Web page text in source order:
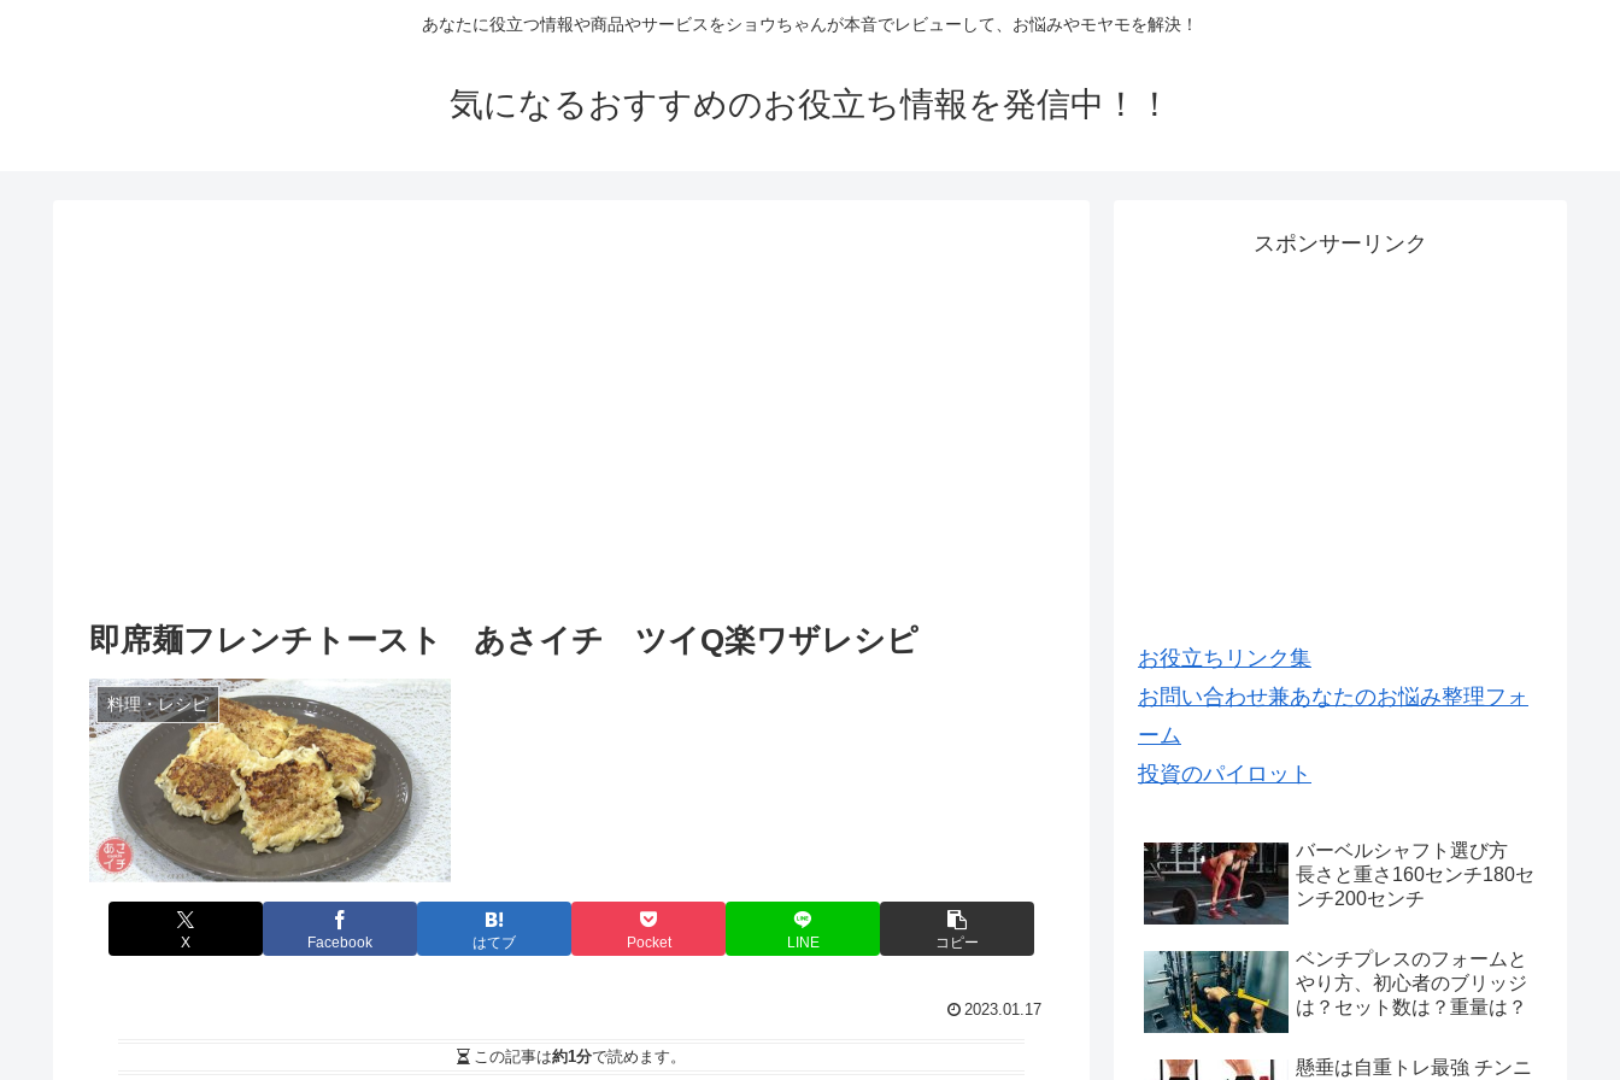
あなたに役立つ情報や商品やサービスをショウちゃんが本音でレビューして、お悩みやモヤモを解決！
気になるおすすめのお役立ち情報を発信中！！
即席麺フレンチトースト あさイチ ツイQ楽ワザレシピ
料理・レシピ
X Facebook はてブ Pocket LINE コピー
2023.01.17
この記事は約1分で読めます。
スポンサーリンク
お役立ちリンク集
お問い合わせ兼あなたのお悩み整理フォ
ーム
投資のパイロット
バーベルシャフト選び方
長さと重さ160センチ180セ
ンチ200センチ
ベンチプレスのフォームと
やり方、初心者のブリッジ
は？セット数は？重量は？
懸垂は自重トレ最強 チンニ